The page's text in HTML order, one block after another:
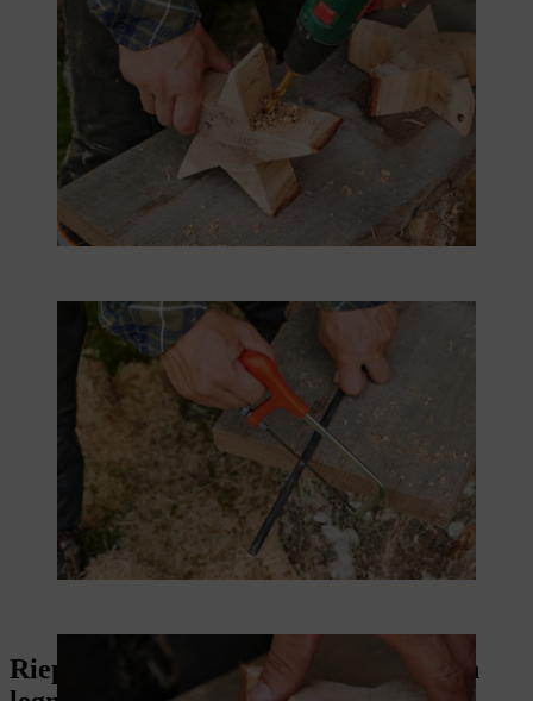
Riepilogo: come costruire una stella in